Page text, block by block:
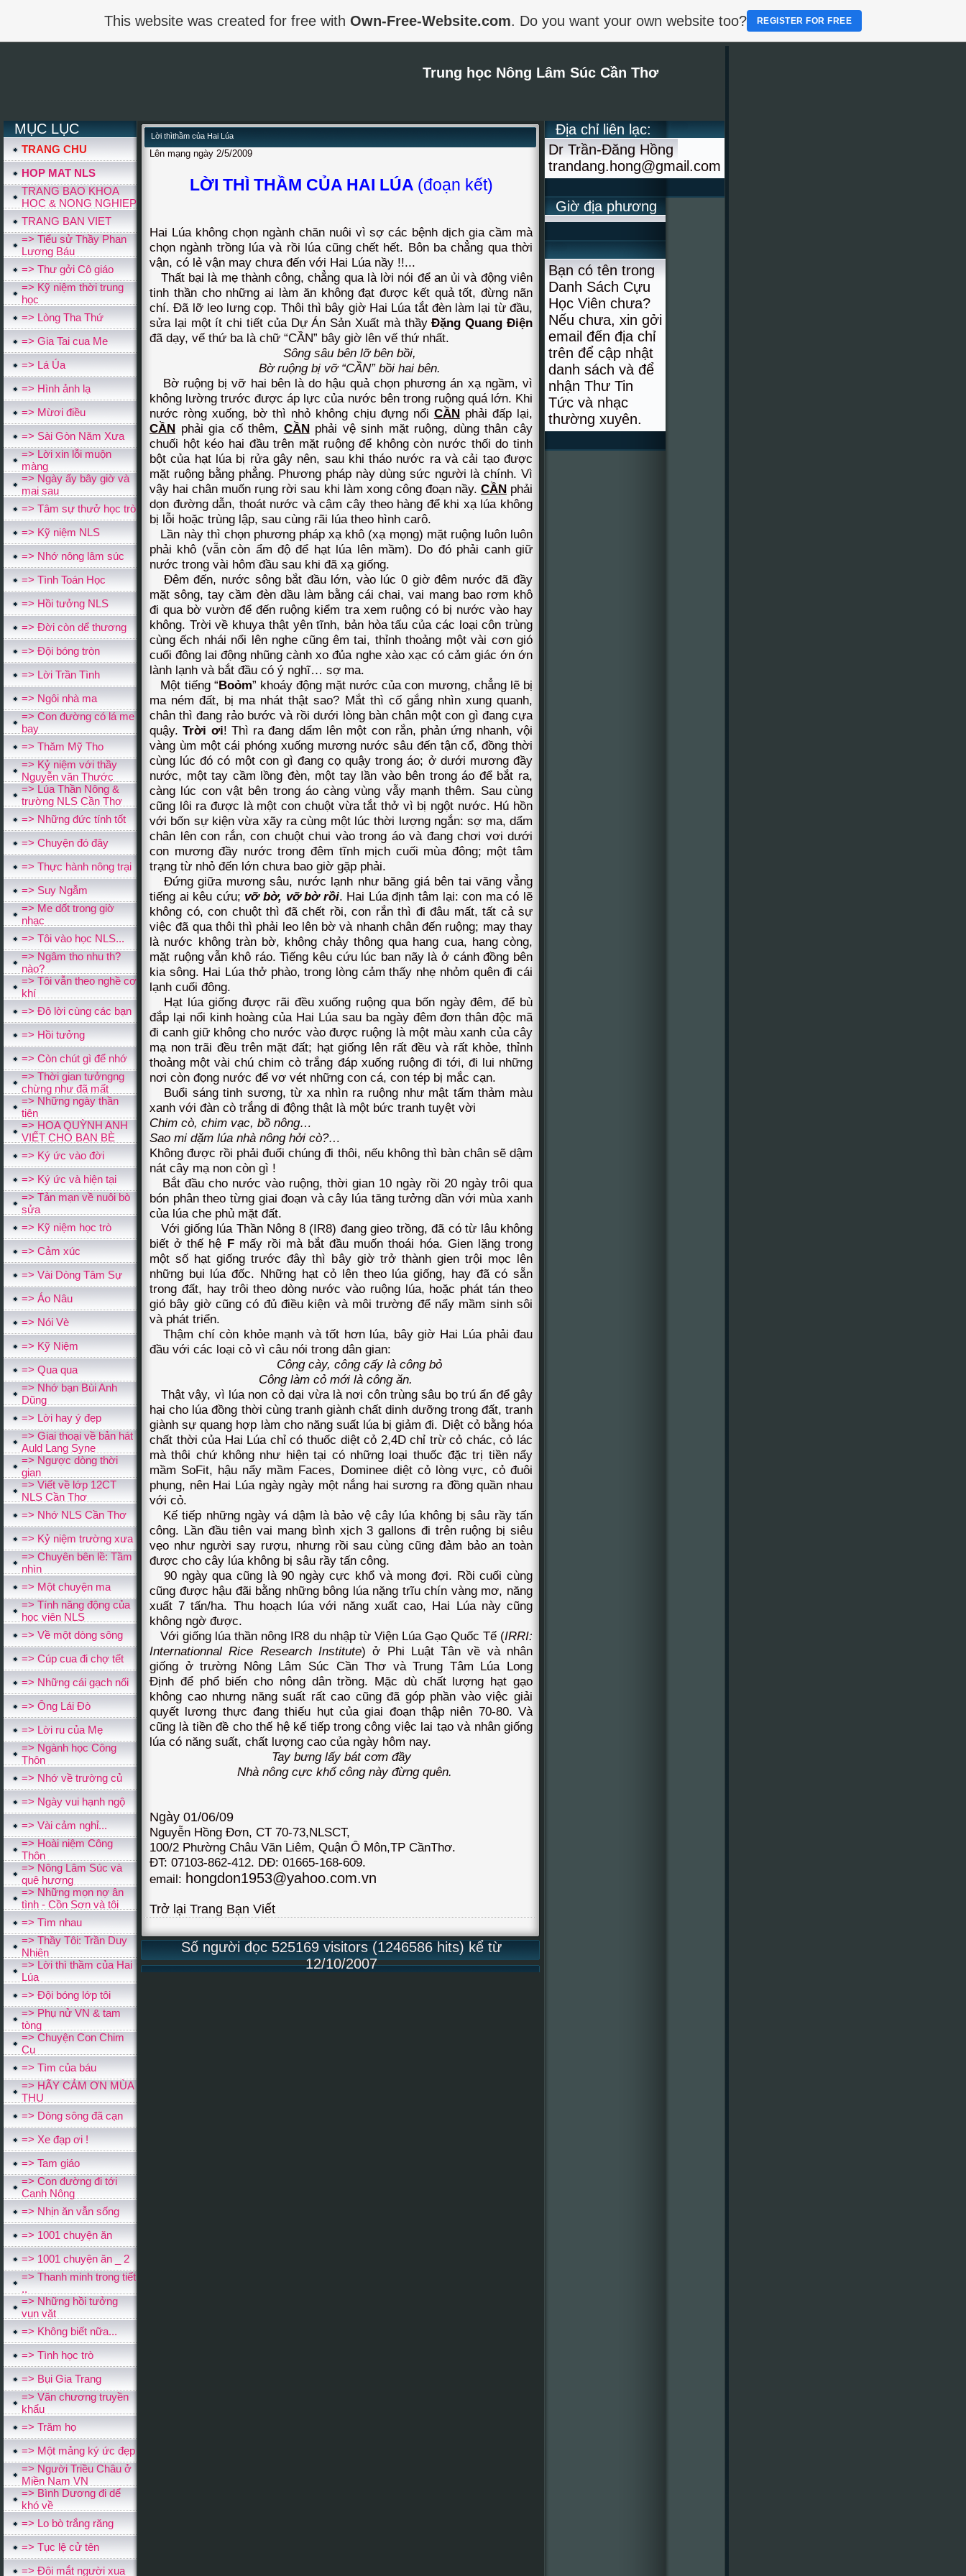
Trung học Nông Lâm Súc Cần Thơ
MỤC LỤC
TRANG CHU
HOP MAT NLS
TRANG BAO KHOA
HOC & NONG NGHIEP
TRANG BAN VIET
=> Tiểu sử Thầy Phan
Lương Báu
=> Thư gởi Cô giáo
=> Kỹ niệm thời trung
học
=> Lòng Tha Thứ
=> Gia Tai cua Me
=> Lá Úa
=> Hình ảnh lạ
=> Mừơi điều
=> Sài Gòn Năm Xưa
=> Lời xin lỗi muộn
màng
=> Ngày ấy bây giờ và
mai sau
=> Tâm sự thưở học trò
=> Kỹ niệm NLS
=> Nhớ nông lâm súc
=> Tình Toán Học
=> Hồi tưởng NLS
=> Đời còn dể thương
=> Ðội bóng tròn
=> Lời Trần Tình
=> Ngôi nhà ma
=> Con đường có lá me
bay
=> Thăm Mỹ Tho
=> Kỷ niệm với thầy
Nguyễn văn Thước
=> Lúa Thần Nông &
trường NLS Cần Thơ
=> Những đức tính tốt
=> Chuyện đó đây
=> Thực hành nông trại
=> Suy Ngẫm
=> Me dốt trong giờ
nhạc
=> Tôi vào học NLS...
=> Ngâm tho nhu th?
nào?
=> Tôi vẫn theo nghề cơ
khí
=> Đô lời cùng các bạn
=> Hồi tưởng
=> Còn chút gì để nhớ
=> Thời gian tưởngng
chừng như đã mất
=> Những ngày thần
tiên
=> HOA QUỲNH ANH
VIẾT CHO BẠN BÈ
=> Ký ức vào đời
=> Ký ức và hiện tại
=> Tản mạn về nuôi bò
sửa
=> Kỹ niệm học trò
=> Cảm xúc
=> Vài Dòng Tâm Sự
=> Áo Nâu
=> Nói Vè
=> Kỹ Niệm
=> Qua qua
=> Nhớ bạn Bùi Anh
Dũng
=> Lời hay ý đẹp
=> Giai thoại về bản hát
Auld Lang Syne
=> Ngược dòng thời
gian
=> Viết về lớp 12CT
NLS Cần Thơ
=> Nhớ NLS Cần Thơ
=> Kỷ niệm trường xưa
=> Chuyên bên lề: Tầm
nhìn
=> Một chuyện ma
=> Tính năng động của
học viên NLS
=> Về một dòng sông
=> Cúp cua đi chợ tết
=> Những cái gạch nối
=> Ông Lái Đò
=> Lời ru của Mẹ
=> Ngành học Công
Thôn
=> Nhớ về trường củ
=> Ngày vui hạnh ngộ
=> Vài cảm nghỉ...
=> Hoài niệm Công
Thôn
=> Nông Lâm Súc và
quê hương
=> Những mọn nợ ân
tình - Cồn Sơn và tôi
=> Tìm nhau
=> Thầy Tôi: Trần Duy
Nhiên
=> Lời thì thầm của Hai
Lúa
=> Đội bóng lớp tôi
=> Phụ nử VN & tam
tòng
=> Chuyện Con Chim
Cu
=> Tìm của báu
=> HÃY CẢM ƠN MÙA
THU
=> Dòng sông đã cạn
=> Xe đạp ơi !
=> Tam giáo
=> Con đường đi tới
Canh Nông
=> Nhịn ăn vẫn sống
=> 1001 chuyện ăn
=> 1001 chuyện ăn _ 2
=> Thanh minh trong tiết
..
=> Những hồi tưởng
vụn vặt
=> Không biết nữa...
=> Tình học trò
=> Bụi Gia Trang
=> Văn chương truyền
khẩu
=> Trăm họ
=> Một mảng ký ức đẹp
=> Người Triều Châu ở
Miền Nam VN
=> Bình Dương đi dể
khó về
=> Lo bò trắng răng
=> Tục lệ cử tên
=> Ðôi mắt người xua
Lời thìthầm của Hai Lúa
Lên mạng ngày 2/5/2009
LỜI THÌ THẦM CỦA HAI LÚA (đoạn kết)
Hai Lúa không chọn ngành chăn nuôi vì sợ các bệnh dịch gia cầm mà
chọn ngành trồng lúa và rồi lúa cũng chết hết. Bôn ba chẳng qua thời
vận, có lẻ vận may chưa đến với Hai Lúa nầy !!...
Thất bại là mẹ thành công, chẳng qua là lời nói để an ủi và động viên
tinh thần cho những ai làm ăn không đạt được kết quả tốt, đừng nãn
chí. Đã lỡ leo lưng cọp. Thôi thì bây giờ Hai Lúa tắt đèn làm lại từ đầu,
sửa lại một ít chi tiết của Dự Án Sản Xuất mà thầyĐặng Quang Điện
đã dạy, vế thứ ba là chữ “CẦN” bây giờ lên vế thứ nhất.
Sông sâu bên lỡ bên bồi,
Bờ ruộng bị vỡ “CẦN” bồi hai bên.
Bờ ruộng bị vỡ hai bên là do hậu quả chọn phương án xạ ngầm, vì
không lường trước được áp lực của nước bên trong ruộng quá lớn. Khi
nước ròng xuống, bờ thì nhỏ không chịu đựng nổi CẦNphải đấp lại,
CẦN phải gia cố thêm, CẦNphải vệ sinh mặt ruộng, dùng thân cây
chuối hột kéo hai đầu trên mặt ruộng để không còn nước thối do tinh
bột của hạt lúa bị rửa gây nên, sau khi tháo nước ra và cải tạo được
mặt ruộng bằng phẳng. Phương pháp này dùng sức người là chính. Vì
vậy hai chân muốn rụng rời sau khi làm xong công đoạn nầy. CẦNphải
dọn đường dẫn, thoát nước và cậm cây theo hàng để khi xạ lúa không
bị lỗi hoặc trùng lập, sau cùng rãi lúa theo hình carô.
Lần này thì chọn phương pháp xạ khô (xạ mọng) mặt ruộng luôn luôn
phải khô (vẫn còn ẩm độ để hạt lúa lên mầm). Do đó phải canh giữ
nước trong vài hôm đầu sau khi đã xạ giống.
Đêm đến, nước sông bắt đầu lớn, vào lúc 0 giờ đêm nước đã đầy
mặt sông, tay cầm đèn dầu làm bằng cái chai, vai mang bao rơm khô
đi qua bờ vườn để đến ruộng kiểm tra xem ruộng có bị nước vào hay
không. Trời về khuya thật yên tĩnh, bản hòa tấu của các loại côn trùng
cùng ếch nhái nổi lên nghe cũng êm tai, thỉnh thoảng một vài cơn gió
cuối đông lai động nhũng cành xo đủa nghe xào xạc có cảm giác ớn ớn
lành lạnh và bắt đầu có ý nghĩ… sợ ma.
Một tiếng “Boỏm” khoáy động mặt nước của con mương, chẳng lẽ bị
ma ném đất, bị ma nhát thật sao? Mắt thì cố gắng nhìn xung quanh,
chân thì đang rảo bước và rồi dưới lòng bàn chân một con gì đang cựa
quậy.Trời ơi! Thì ra đang dẩm lên một con rắn, phản ứng nhanh, vội
vàng ùm một cái phóng xuống mương nước sâu đến tận cổ, đồng thời
cùng lúc đó có một con gì đang cọ quậy trong áo; ở dưới mương đầy
nước, một tay cầm lồng đèn, một tay lần vào bên trong áo để bắt ra,
càng lúc con vật bên trong áo càng vùng vẫy mạnh thêm. Sau cùng
cũng lôi ra được là một con chuột vừa tắt thở vì bị ngột nước. Hú hồn
với bốn sự kiện vừa xãy ra cùng một lúc thời lượng ngắn: sợ ma, dẩm
chân lên con rắn, con chuột chui vào trong áo và đang chơi vơi dưới
con mương đầy nước trong đêm tĩnh mịch cuối mùa đông; một tâm
trạng từ nhỏ đến lớn chưa bao giờ gặp phải.
Đứng giữa mương sâu, nước lạnh như băng giá bên tai văng vẳng
tiếng ai kêu cứu; vỡ bờ, vỡ bờ rồi. Hai Lúa định tâm lại: con ma có lẽ
không có, con chuột thì đã chết rồi, con rắn thì đi đâu mất, tất cả sự
việc đã qua thôi thì phải leo lên bờ và nhanh chân đến ruộng; may thay
là nước không tràn bờ, không chảy thông qua hang cua, hang còng,
mặt ruộng vẫn khô ráo. Tiếng kêu cứu lúc ban nãy là ở cánh đồng bên
kia sông. Hai Lúa thở phào, trong lòng cảm thấy nhẹ nhỏm quên đi cái
lạnh cuối đông.
Hạt lúa giống được rãi đều xuống ruộng qua bốn ngày đêm, để bù
đắp lại nổi kinh hoàng của Hai Lúa sau ba ngày đêm đơn thân độc mã
đi canh giữ không cho nước vào được ruộng là một màu xanh của cây
mạ non trãi đều trên mặt đất; hạt giống lên rất đều và rất khỏe, thỉnh
thoảng một vài chú chim cò trắng đáp xuống ruộng đi tới, đi lui những
nơi còn đọng nước để vơ vét những con cá, con tép bị mắc cạn.
Buổi sáng tinh sương, từ xa nhìn ra ruộng như mật tấm thảm màu
xanh với đàn cò trắng di động thật là một bức tranh tuyệt vời
Chim cò, chim vạc, bồ nông…
Sao mi dặm lúa nhà nông hởi cò?…
Không được rồi phải đuổi chúng đi thôi, nếu không thì bàn chân sẽ dậm
nát cây mạ non còn gì !
Bắt đầu cho nước vào ruộng, thời gian 10 ngày rồi 20 ngày trôi qua
bón phân theo từng giai đoạn và cây lúa tăng tưởng dần với mùa xanh
của lúa che phủ mặt đất.
Với giống lúa Thần Nông 8 (IR8) đang gieo trồng, đã có từ lâu không
biết ở thế hệ F mấy rồi mà bắt đầu muốn thoái hóa. Gien lặng trong
một số hạt giống trước đây thì bây giờ trở thành gien trội mọc lên
những bụi lúa đốc. Những hạt cỏ lên theo lúa giống, hay đã có sẵn
trong đất, hay trôi theo dòng nước vào ruộng lúa, hoặc phát tán theo
gió bây giờ cũng có đủ điều kiện và môi trường để nẩy mầm sinh sôi
và phát triển.
Thậm chí còn khỏe mạnh và tốt hơn lúa, bây giờ Hai Lúa phải đau
đầu với các loại cỏ vì câu nói trong dân gian:
Công cày, công cấy là công bỏ
Công làm cỏ mới là công ăn.
Thật vậy, vì lúa non cỏ dại vừa là nơi côn trùng sâu bọ trú ẩn để gây
hại cho lúa đồng thời cùng tranh giành chất dinh dưỡng trong đất, tranh
giành sự quang hợp làm cho năng suất lúa bị giảm đi. Diệt cỏ bằng hóa
chất thời của Hai Lúa chỉ có thuốc diệt cỏ 2,4D chỉ trừ cỏ chác, cỏ lác
mà thôi chứ không như hiện tại có những loại thuốc đặc trị tiền nẩy
mầm SoFit, hậu nẩy mầm Faces, Dominee diệt cỏ lòng vực, cỏ đuôi
phụng, nên Hai Lúa ngày ngày một nắng hai sương ra đồng quần nhau
với cỏ.
Kế tiếp những ngày vá dậm là bảo vệ cây lúa không bị sâu rầy tấn
công. Lần đầu tiên vai mang bình xịch 3 gallons đi trên ruộng bị siêu
vẹo như người say rượu, nhưng rồi sau cùng cũng đảm bảo an toàn
được cho cây lúa không bị sâu rầy tấn công.
90 ngày qua cũng là 90 ngày cực khổ và mong đợi. Rồi cuối cùng
cũng được hậu đãi bằng những bông lúa nặng trĩu chín vàng mơ, năng
xuất 7 tấn/ha. Thu hoạch lúa với năng xuất cao, Hai Lúa này cũng
không ngờ được.
Với giống lúa thần nông IR8 du nhập từ Viện Lúa Gạo Quốc Tế (IRRI:
Internationnal Rice Research Institute) ở Phi Luật Tân về và nhân
giống ở trường Nông Lâm Súc Cần Thơ và Trung Tâm Lúa Long
Định để phổ biến cho nông dân trồng. Mặc dù chất lượng hạt gạo
không cao nhưng năng suất rất cao cũng đã góp phần vào việc giải
quyết lương thực đang thiếu hụt của giai đoạn thập niên 70-80. Và
cũng là tiền đề cho thế hệ kế tiếp trong công việc lai tạo và nhân giống
lúa có năng suất, chất lượng cao của ngày hôm nay.
Tay bưng lấy bát cơm đầy
Nhà nông cực khổ công này đừng quên.
Ngày 01/06/09
Nguyễn Hồng Đơn, CT 70-73,NLSCT,
100/2 Phường Châu Văn Liêm, Quận Ô Môn,TP CầnThơ.
ĐT: 07103-862-412. DĐ: 01665-168-609.
email: hongdon1953@yahoo.com.vn
Trở lại Trang Bạn Viết
Số người đọc 525169 visitors (1246586 hits) kể từ
12/10/2007
Địa chỉ liên lạc:
Dr Trần-Đăng Hồng
trandang.hong@gmail.com
Giờ địa phương
Bạn có tên trong
Danh Sách Cựu
Học Viên chưa?
Nếu chưa, xin gởi
email đến địa chỉ
trên để cập nhật
danh sách và để
nhận Thư Tin
Tức và nhạc
thường xuyên.
This website was created for free with Own-Free-Website.com. Do you want your own website too? REGISTER FOR FREE